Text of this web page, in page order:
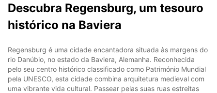
Descubra Regensburg, um tesouro
histórico na Baviera
Regensburg é uma cidade encantadora situada às margens do
rio Danúbio, no estado da Baviera, Alemanha. Reconhecida
pelo seu centro histórico classificado como Património Mundial
pela UNESCO, esta cidade combina arquitetura medieval com
uma vibrante vida cultural. Passear pelas suas ruas estreitas